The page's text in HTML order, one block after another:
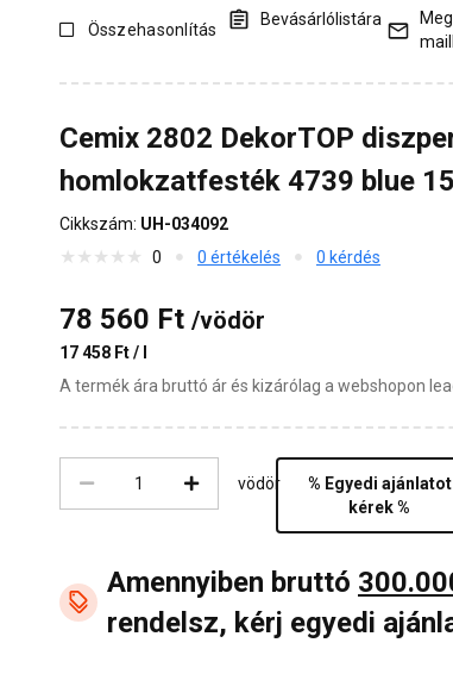
Összehasonlítás
Bevásárlólistára
Cemix 2802 DekorTOP
homlokzatfesték 4739 blue
Cikkszám: UH-034092
0
0 értékelés 0 kérdés
78 560 Ft /vödör
17 458 Ft / l
A termék ára bruttó ár és kizárólag a webshopon
vödör
% Egyedi ajánlatot
kérek %
Amennyiben bruttó
rendelsz, kérj egyedi